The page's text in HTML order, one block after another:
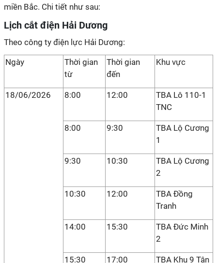
miền Bắc. Chi tiết như sau:
Lịch cắt điện Hải Dương
Theo công ty điện lực Hải Dương:
Ngày
Thời gian
từ
Thời gian
đến
Khu vực
18/06/2026 8:00 12:00
TBA Lô 110-1
TNC
8:00 9:30
TBA Lộ Cương
1
9:30 10:30
TBA Lộ Cương
2
10:30 12:00
TBA Đồng
Tranh
14:00 15:30
TBA Đức Minh
2
15:30 17:00
TBA Khu 9 Tân